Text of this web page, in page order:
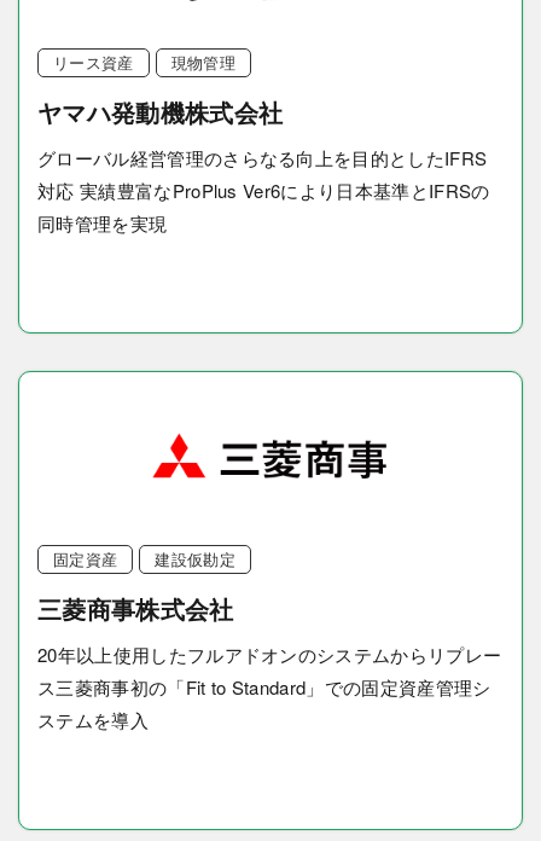
リース資産 現物管理
ヤマハ発動機株式会社
グローバル経営管理のさらなる向上を目的としたIFRS
対応 実績豊富なProPlus Ver6により日本基準とIFRSの
同時管理を実現
固定資産 建設仮勘定
三菱商事株式会社
20年以上使用したフルアドオンのシステムからリプレー
ス三菱商事初の「Fit to Standard」での固定資産管理シ
ステムを導入